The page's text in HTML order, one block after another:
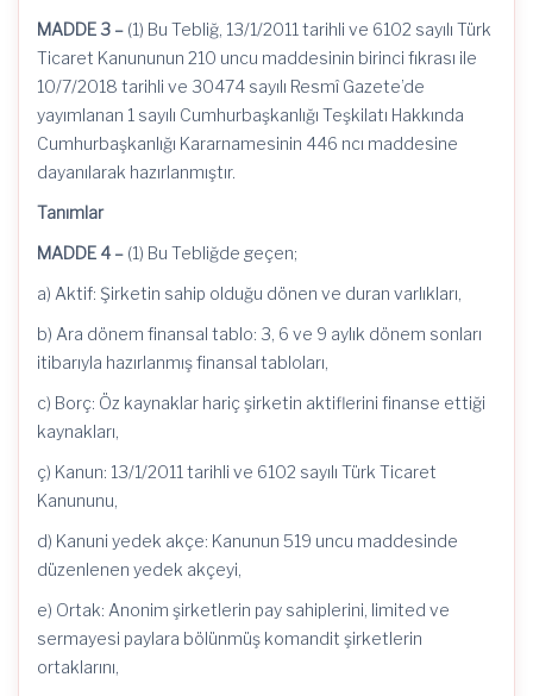
MADDE 3 – (1) Bu Tebliğ, 13/1/2011 tarihli ve 6102 sayılı Türk
Ticaret Kanununun 210 uncu maddesinin birinci fıkrası ile
10/7/2018 tarihli ve 30474 sayılı Resmî Gazete’de
yayımlanan 1 sayılı Cumhurbaşkanlığı Teşkilatı Hakkında
Cumhurbaşkanlığı Kararnamesinin 446 ncı maddesine
dayanılarak hazırlanmıştır.
Tanımlar
MADDE 4 – (1) Bu Tebliğde geçen;
a) Aktif: Şirketin sahip olduğu dönen ve duran varlıkları,
b) Ara dönem finansal tablo: 3, 6 ve 9 aylık dönem sonları
itibarıyla hazırlanmış finansal tabloları,
c) Borç: Öz kaynaklar hariç şirketin aktiflerini finanse ettiği
kaynakları,
ç) Kanun: 13/1/2011 tarihli ve 6102 sayılı Türk Ticaret
Kanununu,
d) Kanuni yedek akçe: Kanunun 519 uncu maddesinde
düzenlenen yedek akçeyi,
e) Ortak: Anonim şirketlerin pay sahiplerini, limited ve
sermayesi paylara bölünmüş komandit şirketlerin
ortaklarını,